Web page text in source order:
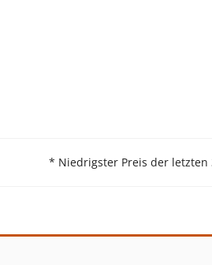
* Niedrigster Preis der letzten